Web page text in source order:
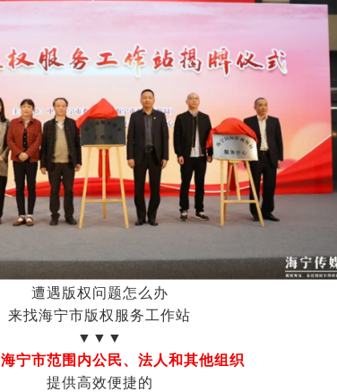
遭遇版权问题怎么办
来找海宁市版权服务工作站
▼▼▼
海宁市范围内公民、法人和其他组织
提供高效便捷的